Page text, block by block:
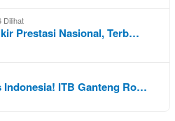
Dilihat
Prestasi Nasional, Terb…
Indonesia! ITB Ganteng Ro…